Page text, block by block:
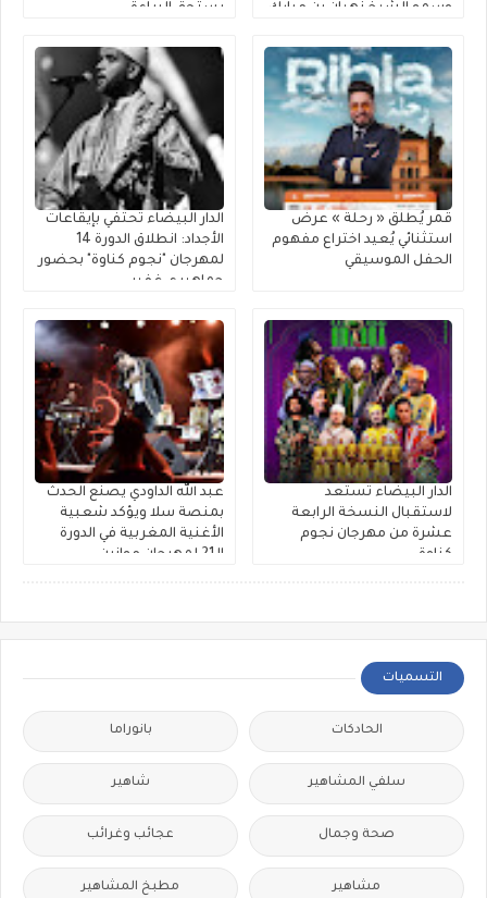
وسمو الشيخ نهيان بن مبارك
يستحق البراءة
قمر يُطلق « رحلة » عرضٌ
استثنائي يُعيد اختراع مفهوم
الحفل الموسيقي
الدار البيضاء تحتفي بإيقاعات
الأجداد: انطلاق الدورة 14
لمهرجان "نجوم كناوة" بحضور
جماهيري غفير
الدار البيضاء تستعد
لاستقبال النسخة الرابعة
عشرة من مهرجان نجوم
كناوة
عبد الله الداودي يصنع الحدث
بمنصة سلا ويؤكد شعبية
الأغنية المغربية في الدورة
الـ21 لمهرجان موازين
التسميات
الحادكات بانوراما
سلفي المشاهير شاهير
صحة وجمال عجائب وغرائب
مشاهير مطبخ المشاهير